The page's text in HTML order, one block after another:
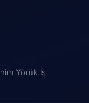
Yörük İş